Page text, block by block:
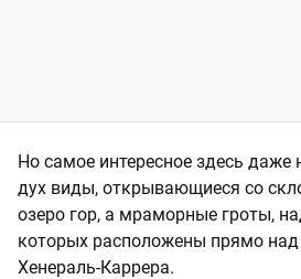
Но самое интересное здесь
дух виды, открывающиеся со
озеро гор, а мраморные гроты,
которых расположены прямо
Хенераль-Каррера.